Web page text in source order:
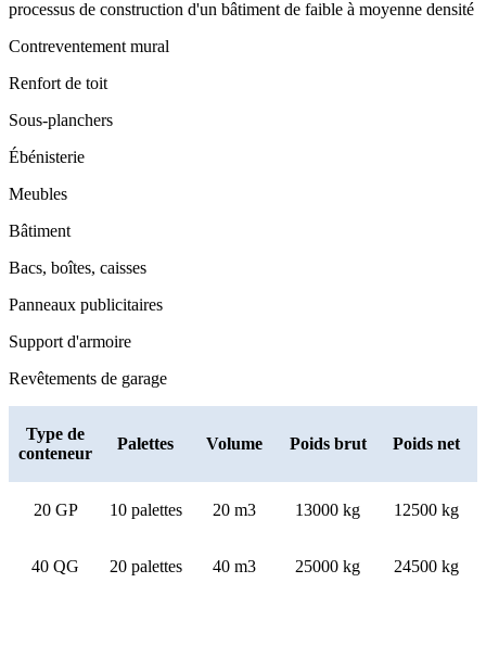
processus de construction d'un bâtiment de faible à moyenne densité
Contreventement mural
Renfort de toit
Sous-planchers
Ébénisterie
Meubles
Bâtiment
Bacs, boîtes, caisses
Panneaux publicitaires
Support d'armoire
Revêtements de garage
Type de
conteneur
Palettes Volume Poids brut Poids net
20 GP 10 palettes 20 m3 13000 kg 12500 kg
40 QG 20 palettes 40 m3 25000 kg 24500 kg